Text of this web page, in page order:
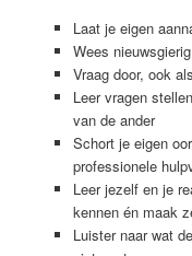
Laat je eigen
Wees nieuwsgierig
Vraag door, ook
Leer vragen
van de ander
Schort je eigen
professionele
Leer jezelf en je
kennen én maak
Luister naar wat